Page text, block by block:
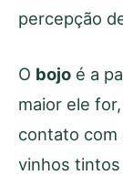
percepção
O bojo é a
maior ele
contato com
vinhos